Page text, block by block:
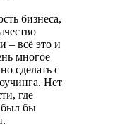
бизнеса,
– всё это и
многое
сделать с
Нет
где
был бы